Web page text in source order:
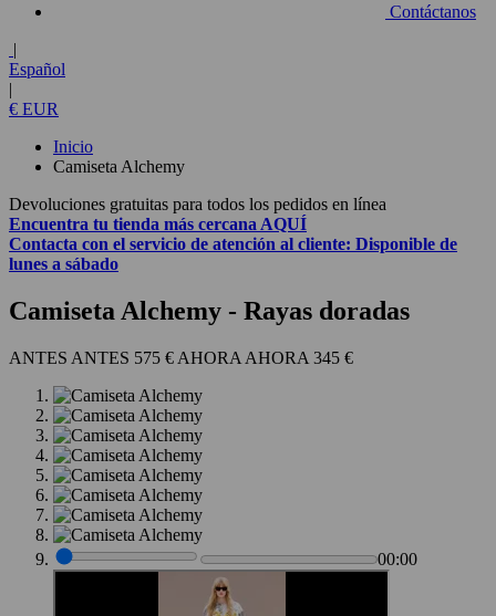
Contáctanos
|
Español
|
€ EUR
Inicio
Camiseta Alchemy
Devoluciones gratuitas para todos los pedidos en línea
Encuentra tu tienda más cercana AQUÍ
Contacta con el servicio de atención al cliente: Disponible de
lunes a sábado
Camiseta Alchemy - Rayas doradas
575 € 345 €
00:00